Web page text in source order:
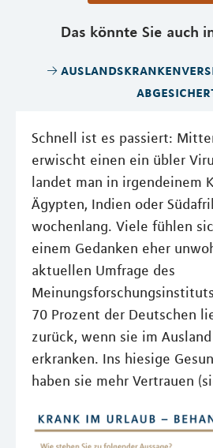
Das könnte Sie auch
Schnell ist es passiert:
erwischt einen ein übler
landet man in irgendeinem
Ägypten, Indien oder
wochenlang. Viele fühlen
einem Gedanken eher
aktuellen Umfrage des
70 Prozent der Deutschen
zurück, wenn sie im
erkranken. Ins hiesige
haben sie mehr Vertrauen